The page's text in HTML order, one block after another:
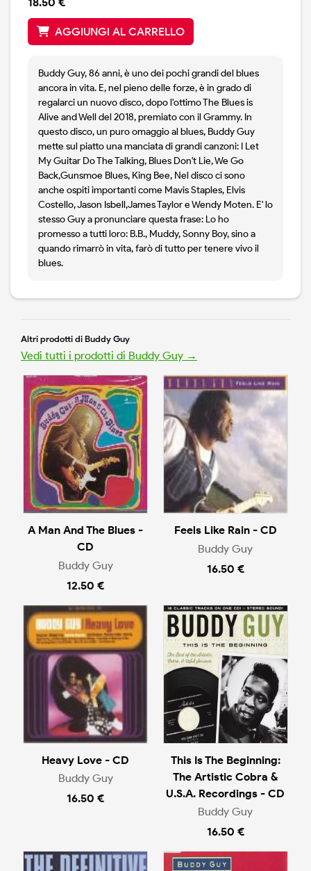
AGGIUNGI AL CARRELLO
Buddy Guy, 86 anni, è uno dei pochi grandi del blues
ancora in vita. E, nel pieno delle forze, è in grado di
regalarci un nuovo disco, dopo l'ottimo The Blues is
Alive and Well del 2018, premiato con il Grammy. In
questo disco, un puro omaggio al blues, Buddy Guy
mette sul piatto una manciata di grandi canzoni: I Let
My Guitar Do The Talking, Blues Don't Lie, We Go
Back,Gunsmoe Blues, King Bee, Nel disco ci sono
anche ospiti importanti come Mavis Staples, Elvis
Costello, Jason Isbell,James Taylor e Wendy Moten. E' lo
stesso Guy a pronunciare questa frase: Lo ho
promesso a tutti loro: B.B., Muddy, Sonny Boy, sino a
quando rimarrò in vita, farò di tutto per tenere vivo il
blues.
Altri prodotti di Buddy Guy
Vedi tutti i prodotti di Buddy Guy →
A Man And The Blues -
CD
Buddy Guy
12.50 €
Feels Like Rain - CD
Buddy Guy
16.50 €
Heavy Love - CD
Buddy Guy
16.50 €
This Is The Beginning:
The Artistic Cobra &
U.S.A. Recordings - CD
Buddy Guy
16.50 €